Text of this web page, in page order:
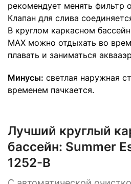
рекомендует менять фильтр
Клапан для слива
В круглом каркасном
MAX можно отдыхать во
плавать и заниматься
Минусы: светлая наружная
временем пачкается.
Лучший круглый
бассейн: Summer
1252-B